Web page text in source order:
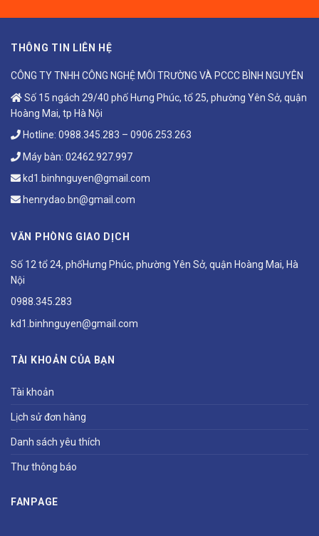
THÔNG TIN LIÊN HỆ
CÔNG TY TNHH CÔNG NGHỆ MÔI TRƯỜNG VÀ PCCC BÌNH NGUYÊN
Số 15 ngách 29/40 phố Hưng Phúc, tổ 25, phường Yên Sở, quận
Hoàng Mai, tp Hà Nội
Hotline: 0988.345.283 – 0906.253.263
Máy bàn: 02462.927.997
kd1.binhnguyen@gmail.com
henrydao.bn@gmail.com
VĂN PHÒNG GIAO DỊCH
Số 12 tổ 24, phốHưng Phúc, phường Yên Sở, quận Hoàng Mai, Hà
Nội
0988.345.283
kd1.binhnguyen@gmail.com
TÀI KHOẢN CỦA BẠN
Tài khoản
Lịch sử đơn hàng
Danh sách yêu thích
Thư thông báo
FANPAGE